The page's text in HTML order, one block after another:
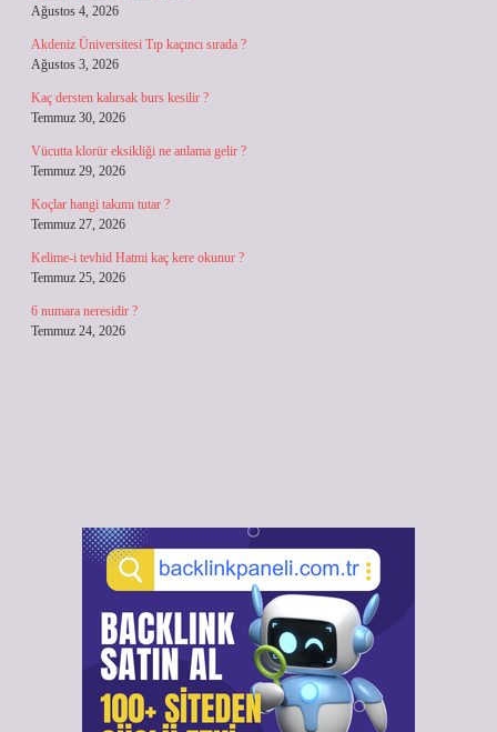
Ağustos 4, 2026
Akdeniz Üniversitesi Tıp kaçıncı sırada ?
Ağustos 3, 2026
Kaç dersten kalırsak burs kesilir ?
Temmuz 30, 2026
Vücutta klorür eksikliği ne anlama gelir ?
Temmuz 29, 2026
Koçlar hangi takımı tutar ?
Temmuz 27, 2026
Kelime-i tevhid Hatmi kaç kere okunur ?
Temmuz 25, 2026
6 numara neresidir ?
Temmuz 24, 2026